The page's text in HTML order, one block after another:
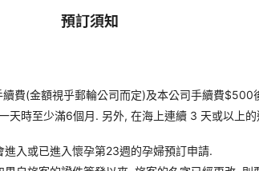
預訂須知
費(金額視乎郵輪公司而定)及本公司手續費$500
時至少滿6個月. 另外, 在海上連續 3 天或以上
入或已進入懷孕第23週的孕婦預訂申請.